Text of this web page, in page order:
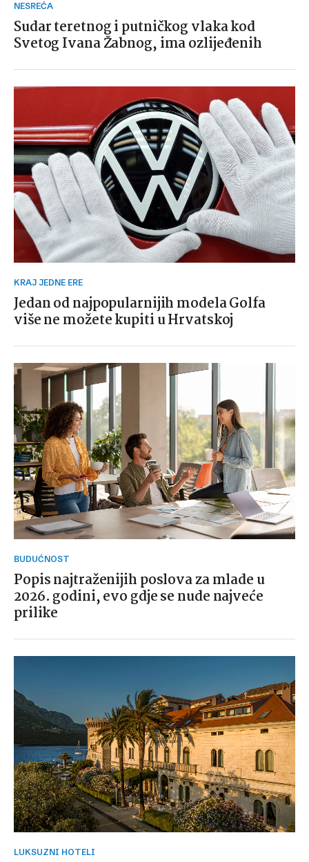
NESREĆA
Sudar teretnog i putničkog vlaka kod
Svetog Ivana Žabnog, ima ozlijeđenih
KRAJ JEDNE ERE
Jedan od najpopularnijih modela Golfa
više ne možete kupiti u Hrvatskoj
BUDUĆNOST
Popis najtraženijih poslova za mlade u
2026. godini, evo gdje se nude najveće
prilike
LUKSUZNI HOTELI